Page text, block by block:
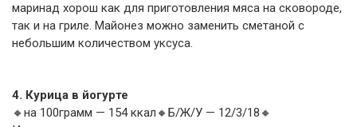
маринад хорош как для приготовления мяса на сковороде,
так и на гриле. Майонез можно заменить сметаной с
небольшим количеством уксуса.
4. Курица в йогурте
🔸на 100грамм — 154 ккал🔸Б/Ж/У — 12/3/18🔸